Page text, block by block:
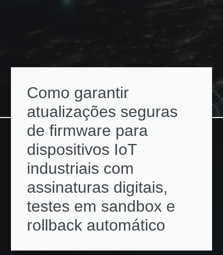
Como garantir
atualizações seguras
de firmware para
dispositivos IoT
industriais com
assinaturas digitais,
testes em sandbox e
rollback automático